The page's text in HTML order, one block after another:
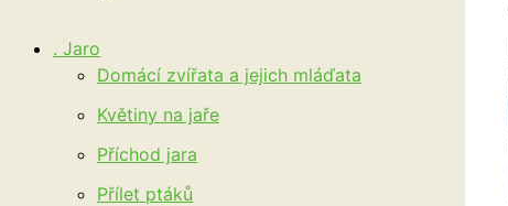
. Jaro
Domácí zvířata a jejich mláďata
Květiny na jaře
Příchod jara
Přílet ptáků